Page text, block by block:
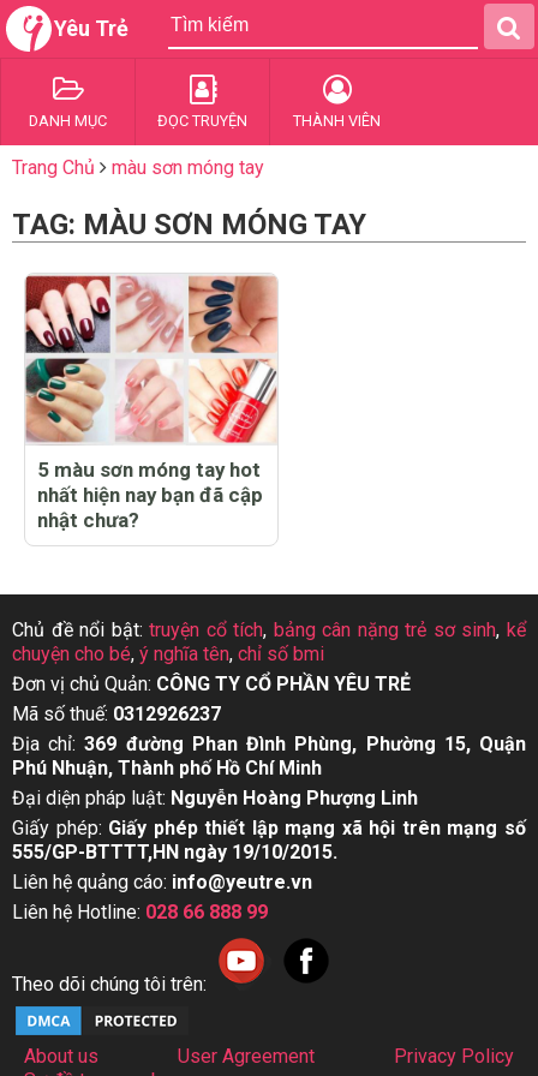
Yêu Trẻ
DANH MỤC ĐỌC TRUYỆN THÀNH VIÊN
Trang Chủ màu sơn móng tay
TAG: MÀU SƠN MÓNG TAY
5 màu sơn móng tay hot
nhất hiện nay bạn đã cập
nhật chưa?
Chủ đề nổi bật:truyện cổ tích, bảng cân nặng trẻ sơ sinh,kể
chuyện cho bé, ý nghĩa tên, chỉ số bmi
Đơn vị chủ Quản: CÔNG TY CỔ PHẦN YÊU TRẺ
Mã số thuế: 0312926237
Địa chỉ:369 đường Phan Đình Phùng, Phường 15, Quận
Phú Nhuận, Thành phố Hồ Chí Minh
Đại diện pháp luật: Nguyễn Hoàng Phượng Linh
Giấy phép: Giấy phép thiết lập mạng xã hội trên mạng số
555/GP-BTTTT,HN ngày 19/10/2015.
Liên hệ quảng cáo: info@yeutre.vn
Liên hệ Hotline: 028 66 888 99
Theo dõi chúng tôi trên:
About us User Agreement
Privacy Policy